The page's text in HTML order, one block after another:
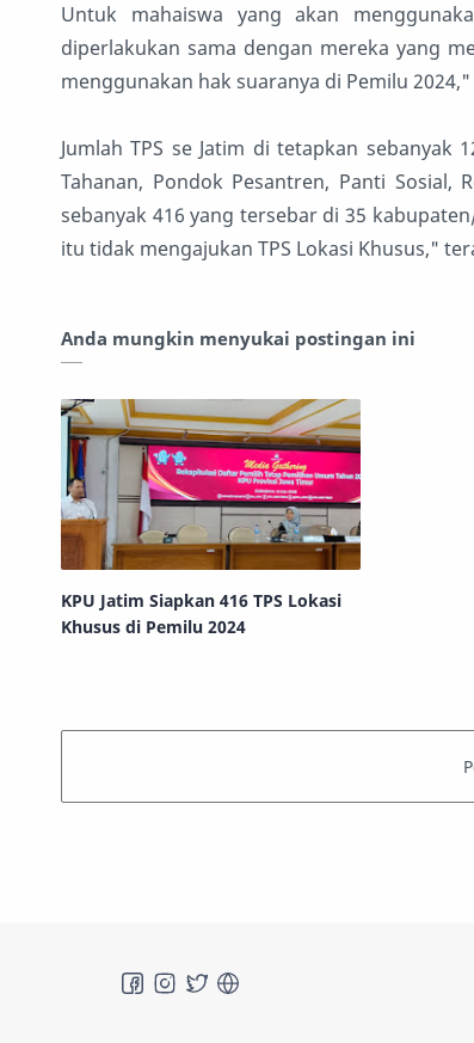
Untuk mahaiswa yang akan
diperlakukan sama dengan mereka yang
menggunakan hak suaranya di Pemilu
Jumlah TPS se Jatim di tetapkan sebanyak
Tahanan, Pondok Pesantren, Panti Sosial,
sebanyak 416 yang tersebar di 35
itu tidak mengajukan TPS Lokasi Khusus,"
Anda mungkin menyukai postingan ini
KPU Jatim Siapkan 416 TPS Lokasi
Khusus di Pemilu 2024